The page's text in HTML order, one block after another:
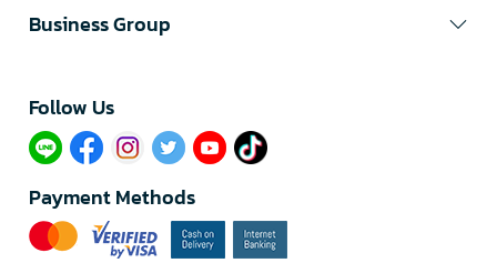
Business Group
Follow Us​
Payment Methods